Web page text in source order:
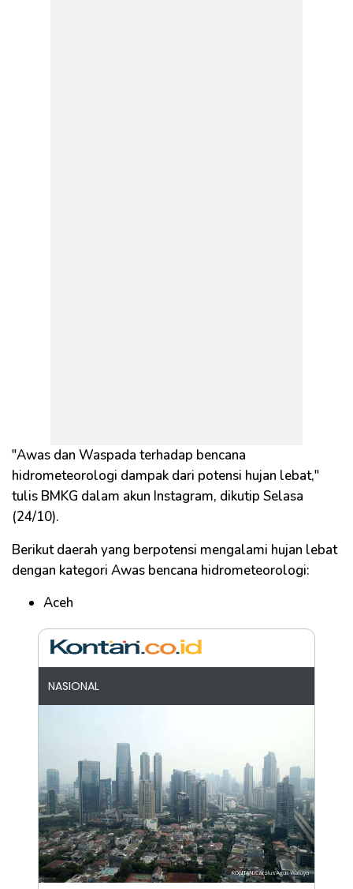
"Awas dan Waspada terhadap bencana
hidrometeorologi dampak dari potensi hujan lebat,"
tulis BMKG dalam akun Instagram, dikutip Selasa
(24/10).
Berikut daerah yang berpotensi mengalami hujan lebat
dengan kategori Awas bencana hidrometeorologi:
Aceh
NASIONAL